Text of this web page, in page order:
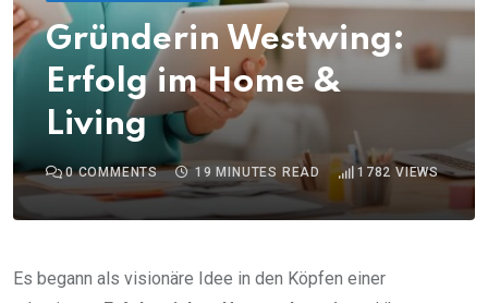
Gründerin Westwing:
Erfolg im Home &
Living
0COMMENTS 19 MINUTES READ 1782 VIEWS
Es begann als visionäre Idee in den Köpfen einer